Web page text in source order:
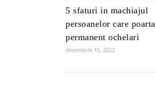
5 sfaturi in machiajul
persoanelor care poarta
permanent ochelari
decembrie 15, 2022